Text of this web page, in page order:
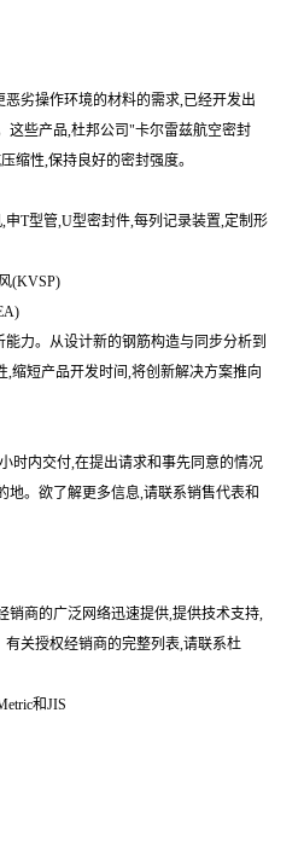
劣操作环境的材料的需求,已经开发出
这些产品,杜邦公司"卡尔雷兹航空密封
缩性,保持良好的密封强度。
申T型管,U型密封件,每列记录装置,定制形
(KVSP)
力。从设计新的钢筋构造与同步分析到
,缩短产品开发时间,将创新解决方案推向
时内交付,在提出请求和事先同意的情况
地。欲了解更多信息,请联系销售代表和
销商的广泛网络迅速提供,提供技术支持,
关授权经销商的完整列表,请联系杜
和JIS